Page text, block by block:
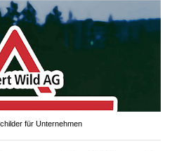
für Unternehmen